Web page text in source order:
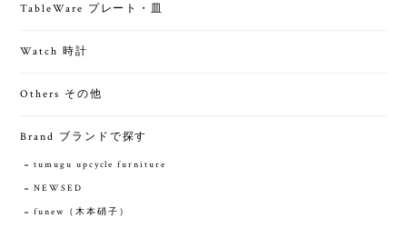
TableWare プレート・皿
Watch 時計
Others その他
Brand ブランドで探す
tumugu upcycle furniture
NEWSED
funew（木本硝子）